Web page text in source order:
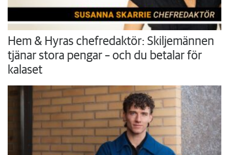
Hem & Hyras chefredaktör: Skiljemännen
tjänar stora pengar – och du betalar för
kalaset